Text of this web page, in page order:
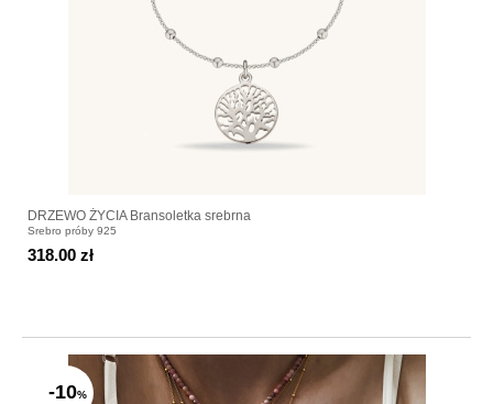
DRZEWO ŻYCIA Bransoletka srebrna
Srebro próby 925
318.00 zł
-10%